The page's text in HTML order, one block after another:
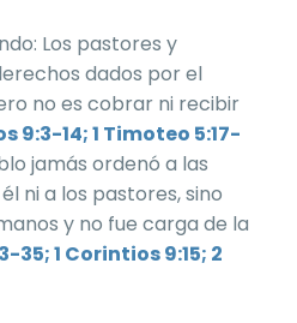
Los pastores y
dados por el
no es cobrar ni recibir
9:3-14; 1 Timoteo 5:17-
jamás ordenó a las
ni a los pastores, sino
y no fue carga de la
35; 1 Corintios 9:15; 2